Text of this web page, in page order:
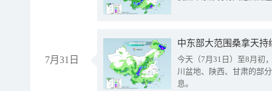
7月31日
中东部大范围桑拿天
今天（7月31日）至8月初
川盆地、陕西、甘肃的部
息。